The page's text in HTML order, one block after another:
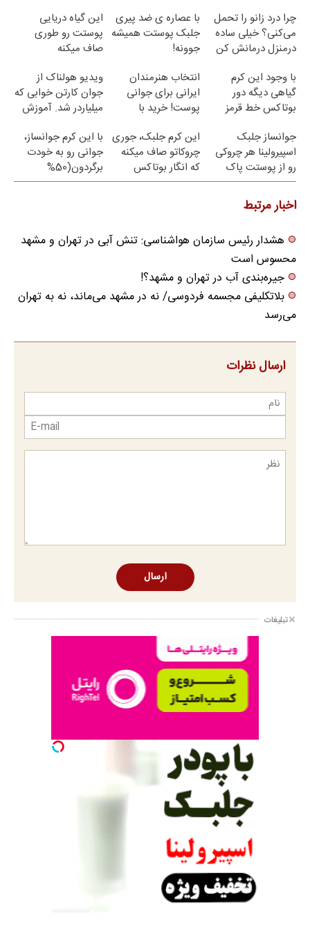
چرا درد زانو را تحمل
می‌کنی؟ خیلی ساده
درمنزل درمانش کن
با عصاره ی ضد پیری
جلبک پوستت همیشه
جوونه!
این گیاه دریایی
پوستت رو طوری
صاف میکنه
شدی🔥لینک خرید
با وجود این کرم
گیاهی دیگه دور
بوتاکس خط قرمز
انتخاب هنرمندان
ایرانی برای جوانی
پوست! خرید با
ویدیو هولناک از
جوان کارتن خوابی که
میلیاردر شد. آموزش
جوانساز جلبک
اسپیرولینا هر چروکی
رو از پوستت پاک
میکنه
این کرم جلبک، جوری
چروکاتو صاف میکنه
که انگار بوتاکس
کردی!(تخفیف ویژه)
با این کرم جوانساز،
جوانی رو به خودت
برگردون(50%
تخفیف)
اخبار مرتبط
هشدار رئیس سازمان هواشناسی: تنش آبی در تهران و مشهد
محسوس است
جیره‌بندی آب در تهران و مشهد؟!
بلاتکلیفی مجسمه فردوسی/ نه در مشهد می‌ماند، نه به تهران
می‌رسد
ارسال نظرات
ارسال
تبلیغات